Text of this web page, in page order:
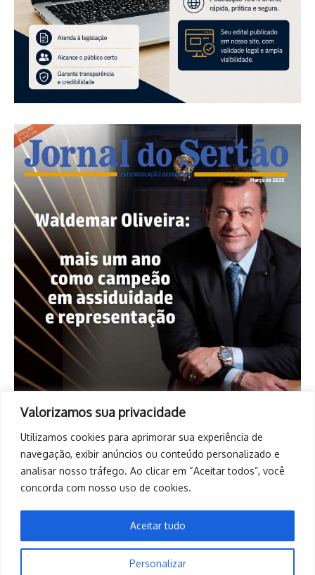
Valorizamos sua privacidade
Utilizamos cookies para aprimorar sua experiência de
navegação, exibir anúncios ou conteúdo personalizado e
analisar nosso tráfego. Ao clicar em “Aceitar todos”, você
concorda com nosso uso de cookies.
Personalizar
Aceitar tudo